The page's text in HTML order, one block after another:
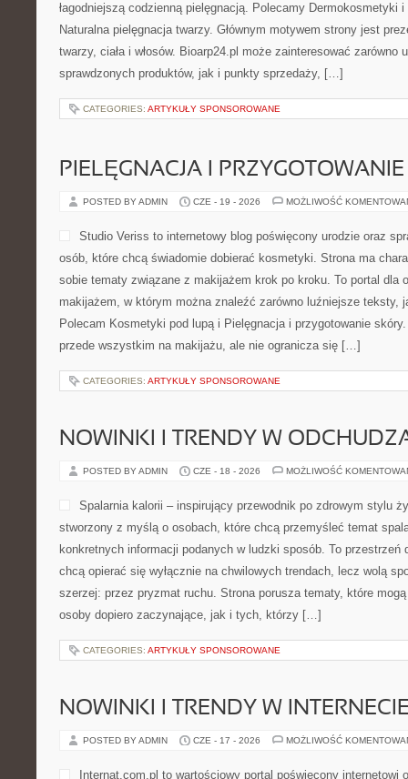
łagodniejszą codzienną pielęgnacją. Polecamy Dermokosmetyki
Naturalna pielęgnacja twarzy. Głównym motywem strony jest
twarzy, ciała i włosów. Bioarp24.pl może zainteresować
sprawdzonych produktów, jak i punkty sprzedaży, […]
CATEGORIES: ARTYKUŁY SPONSOROWANE
PIELĘGNACJA I
POSTED BY ADMIN CZE - 19 - 2026 MOŻLIWOŚĆ
Studio Veriss to internetowy blog poświęcony urodzie oraz
osób, które chcą świadomie dobierać kosmetyki. Strona ma
sobie tematy związane z makijażem krok po kroku. To portal dla
makijażem, w którym można znaleźć zarówno luźniejsze teksty,
Polecam Kosmetyki pod lupą i Pielęgnacja i przygotowanie
przede wszystkim na makijażu, ale nie ogranicza się […]
CATEGORIES: ARTYKUŁY SPONSOROWANE
NOWINKI I TRENDY W
POSTED BY ADMIN CZE - 18 - 2026 MOŻLIWOŚĆ
Spalarnia kalorii – inspirujący przewodnik po zdrowym stylu
stworzony z myślą o osobach, które chcą przemyśleć temat
konkretnych informacji podanych w ludzki sposób. To przestrzeń
chcą opierać się wyłącznie na chwilowych trendach, lecz wolą
szerzej: przez pryzmat ruchu. Strona porusza tematy, które
osoby dopiero zaczynające, jak i tych, którzy […]
CATEGORIES: ARTYKUŁY SPONSOROWANE
NOWINKI I TRENDY W
POSTED BY ADMIN CZE - 17 - 2026 MOŻLIWOŚĆ
Internat.com.pl to wartościowy portal poświęcony internetowi